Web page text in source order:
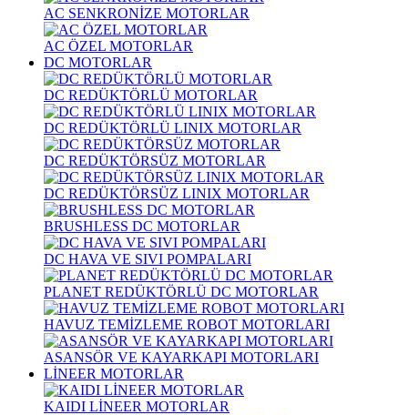
AC SENKRONİZE MOTORLAR
AC ÖZEL MOTORLAR
DC MOTORLAR
DC REDÜKTÖRLÜ MOTORLAR
DC REDÜKTÖRLÜ LINIX MOTORLAR
DC REDÜKTÖRSÜZ MOTORLAR
DC REDÜKTÖRSÜZ LINIX MOTORLAR
BRUSHLESS DC MOTORLAR
DC HAVA VE SIVI POMPALARI
PLANET REDÜKTÖRLÜ DC MOTORLAR
HAVUZ TEMİZLEME ROBOT MOTORLARI
ASANSÖR VE KAYARKAPI MOTORLARI
LİNEER MOTORLAR
KAIDI LİNEER MOTORLAR